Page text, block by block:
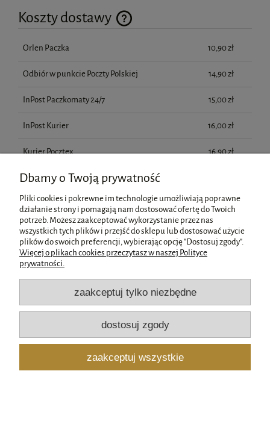
Koszty dostawy
Cena nie zawiera ewentualnych kosztów płatności
Orlen Paczka 10,90 zł
Odbiór w punkcie Poczty Polskiej 14,90 zł
InPost Paczkomaty 24/7 15,00 zł
InPost Kurier 16,00 zł
Kurier Pocztex 16,90 zł
DPD Kurier
odbiór osobisty(odbiór w siedzibie firmy) 0,00 zł
Pomoc
Płatności i dostawa
Informacje
O nas
Dbamy o Twoją prywatność
Pliki cookies i pokrewne im technologie umożliwiają poprawne
działanie strony i pomagają nam dostosować ofertę do Twoich
potrzeb. Możesz zaakceptować wykorzystanie przez nas
wszystkich tych plików i przejść do sklepu lub dostosować użycie
plików do swoich preferencji, wybierając opcję "Dostosuj zgody".
Więcej o plikach cookies przeczytasz w naszej Polityce
prywatności.
zaakceptuj tylko niezbędne
dostosuj zgody
zaakceptuj wszystkie